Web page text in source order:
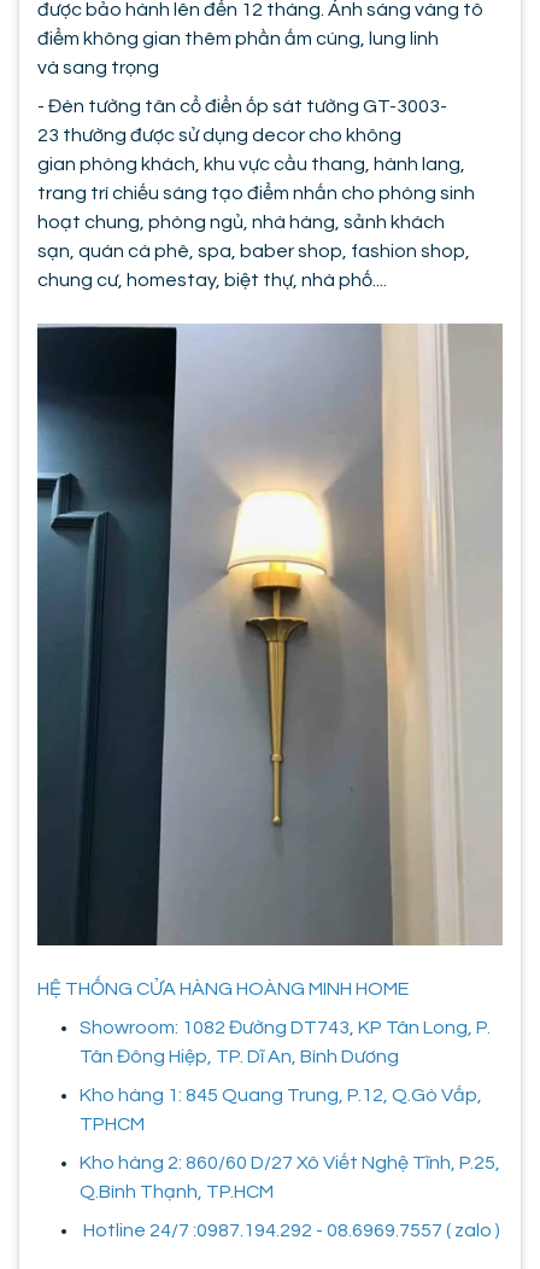
được bảo hành lên đến 12 tháng. Ánh sáng vàng tô
điểm không gian thêm phần ấm cúng, lung linh
và sang trọng
- Đèn tường tân cổ điển ốp sát tường GT-3003-
23 thường được sử dụng decor cho không
gian phòng khách, khu vực cầu thang, hành lang,
trang trí chiếu sáng tạo điểm nhấn cho phòng sinh
hoạt chung, phòng ngủ, nhà hàng, sảnh khách
sạn, quán cà phê, spa, baber shop, fashion shop,
chung cư, homestay, biệt thự, nhà phố....
HỆ THỐNG CỬA HÀNG HOÀNG MINH HOME
Showroom: 1082 Đường DT743, KP Tân Long, P.
Tân Đông Hiệp, TP. Dĩ An, Bình Dương
Kho hàng 1: 845 Quang Trung, P.12, Q.Gò Vấp,
TPHCM
Kho hàng 2: 860/60 D/27 Xô Viết Nghệ Tĩnh, P.25,
Q.Bình Thạnh, TP.HCM
Hotline 24/7 :0987.194.292 - 08.6969.7557 ( zalo )